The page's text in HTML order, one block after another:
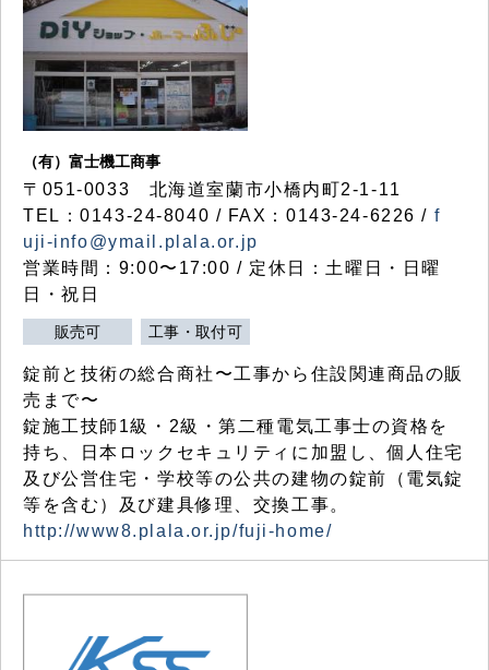
（有）富士機工商事
〒051-0033 北海道室蘭市小橋内町2-1-11
TEL：0143-24-8040 / FAX：0143-24-6226 / f
uji-info@ymail.plala.or.jp
営業時間：9:00〜17:00 / 定休日：土曜日・日曜
日・祝日
販売可 工事・取付可
錠前と技術の総合商社〜工事から住設関連商品の販
売まで〜
錠施工技師1級・2級・第二種電気工事士の資格を
持ち、日本ロックセキュリティに加盟し、個人住宅
及び公営住宅・学校等の公共の建物の錠前（電気錠
等を含む）及び建具修理、交換工事。
http://www8.plala.or.jp/fuji-home/